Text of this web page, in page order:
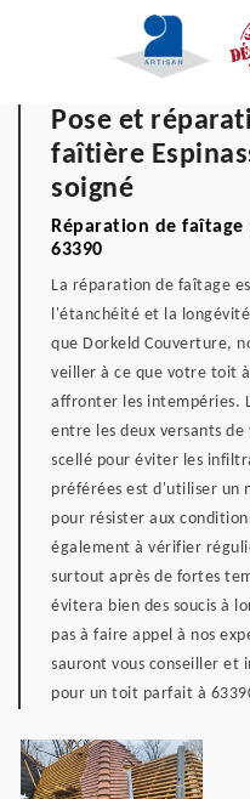
Pose et
faîtière
soigné
Réparation de
63390
La réparation de faîtage
l'étanchéité et la
que Dorkeld Couverture,
veiller à ce que votre toit
affronter les intempéries.
entre les deux versants
scellé pour éviter les
préférées est d'utiliser un
pour résister aux
également à vérifier
surtout après de fortes
évitera bien des soucis à
pas à faire appel à nos
sauront vous conseiller et
pour un toit parfait à